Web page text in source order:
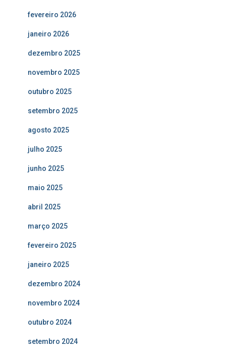
fevereiro 2026
janeiro 2026
dezembro 2025
novembro 2025
outubro 2025
setembro 2025
agosto 2025
julho 2025
junho 2025
maio 2025
abril 2025
março 2025
fevereiro 2025
janeiro 2025
dezembro 2024
novembro 2024
outubro 2024
setembro 2024